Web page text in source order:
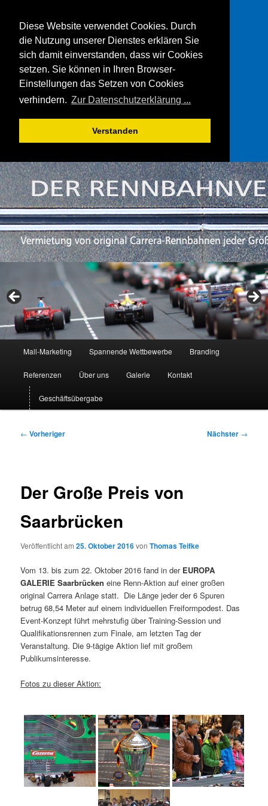
Diese Website verwendet Cookies. Durch
die Nutzung unserer Dienstes erklären Sie
sich damit einverstanden, dass wir Cookies
setzen. Sie können in Ihren Browser-
Einstellungen das Setzen von Cookies
verhindern. Zur Datenschutzerklärung ...
Verstanden
Zum
primären
Inhalt
springen
Mall-Marketing Spannende Wettbewerbe Branding
Referenzen Über uns Galerie Kontakt
Geschäftsübergabe
Beitragsnavigation
← Vorheriger Nächster →
Der Große Preis von
Saarbrücken
Veröffentlicht am25. Oktober 2016vonThomas Teifke
Vom 13. bis zum 22. Oktober 2016 fand in der EUROPA
GALERIE Saarbrückeneine Renn-Aktion auf einer großen
original Carrera Anlage statt. Die Länge jeder der 6 Spuren
betrug 68,54 Meter auf einem individuellen Freiformpodest. Das
Event-Konzept führt mehrstufig über Training-Session und
Qualifikationsrennen zum Finale, am letzten Tag der
Veranstaltung. Die 9-tägige Aktion lief mit großem
Publikumsinteresse.
Fotos zu dieser Aktion: